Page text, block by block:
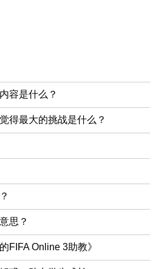
容是什么？
得最大的挑战是什么？
思？
FIFA Online 3助教》